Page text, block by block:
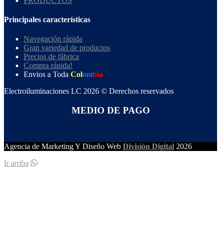
Principales características
Navegación rápida
Gran variedad de productos
Precios de fábrica
Compra rápida!
Envios a Toda Colombia
Electroiluminaciones LC 2026 © Derechos reservados
MEDIO DE PAGO
Agencia de Marketing Y Diseño Web División Digital 2026
Ir arriba